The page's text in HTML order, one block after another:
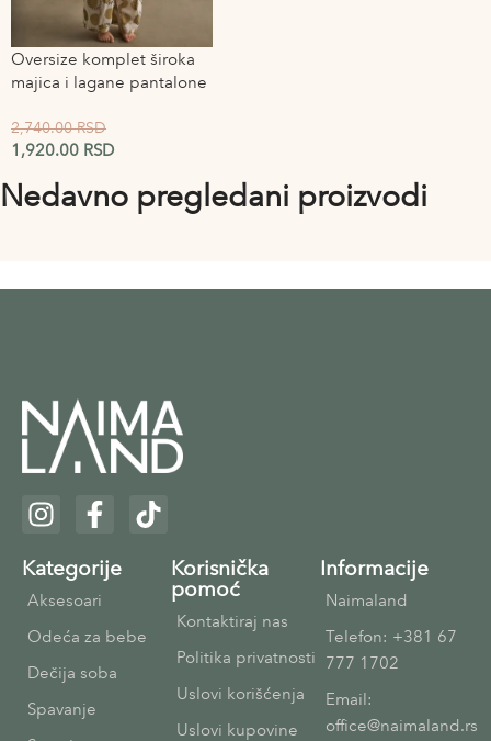
Oversize komplet široka
majica i lagane pantalone
2,740.00RSD
1,920.00 RSD
Nedavno pregledani proizvodi
Kategorije
Aksesoari
Odeća za bebe
Dečija soba
Spavanje
Korisnička
pomoć
Kontaktiraj nas
Politika privatnosti
Uslovi korišćenja
Uslovi kupovine
Informacije
Naimaland
Telefon: +381 67
777 1702
Email:
office@naimaland.rs